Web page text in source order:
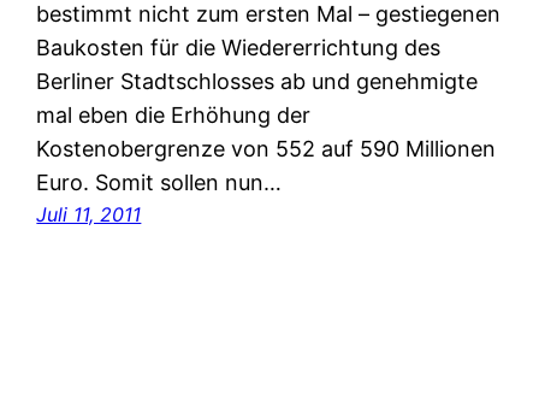
bestimmt nicht zum ersten Mal – gestiegenen
Baukosten für die Wiedererrichtung des
Berliner Stadtschlosses ab und genehmigte
mal eben die Erhöhung der
Kostenobergrenze von 552 auf 590 Millionen
Euro. Somit sollen nun…
Juli 11, 2011